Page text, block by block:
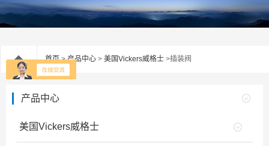
首页>产品中心 > 美国Vickers威格士 >插装阀
产品中心
美国Vickers威格士